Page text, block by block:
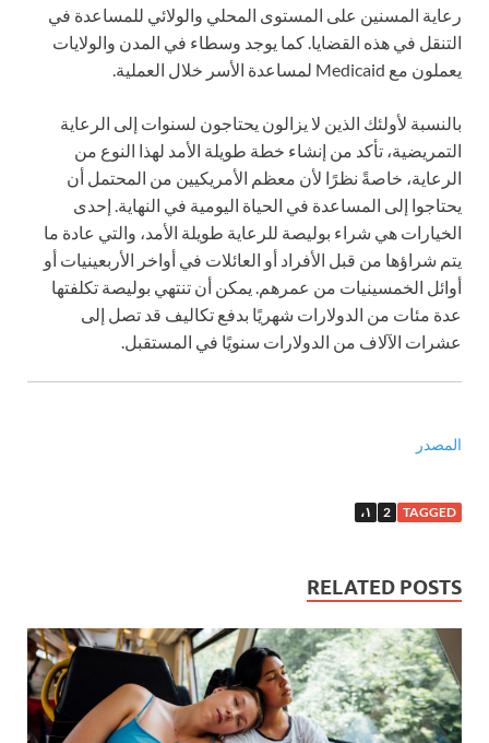
رعاية المسنين على المستوى المحلي والولائي للمساعدة في
التنقل في هذه القضايا. كما يوجد وسطاء في المدن والولايات
يعملون مع Medicaid لمساعدة الأسر خلال العملية.
بالنسبة لأولئك الذين لا يزالون يحتاجون لسنوات إلى الرعاية
التمريضية، تأكد من إنشاء خطة طويلة الأمد لهذا النوع من
الرعاية، خاصةً نظرًا لأن معظم الأمريكيين من المحتمل أن
يحتاجوا إلى المساعدة في الحياة اليومية في النهاية. إحدى
الخيارات هي شراء بوليصة للرعاية طويلة الأمد، والتي عادة ما
يتم شراؤها من قبل الأفراد أو العائلات في أواخر الأربعينيات أو
أوائل الخمسينيات من عمرهم. يمكن أن تنتهي بوليصة تكلفتها
عدة مئات من الدولارات شهريًا بدفع تكاليف قد تصل إلى
عشرات الآلاف من الدولارات سنويًا في المستقبل.
المصدر
TAGGED
2 ١،
RELATED POSTS